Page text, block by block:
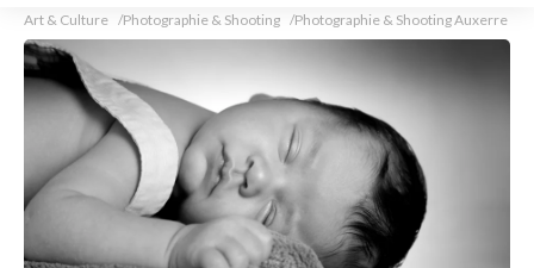
Art & Culture Photographie & Shooting Photographie & Shooting Auxerre